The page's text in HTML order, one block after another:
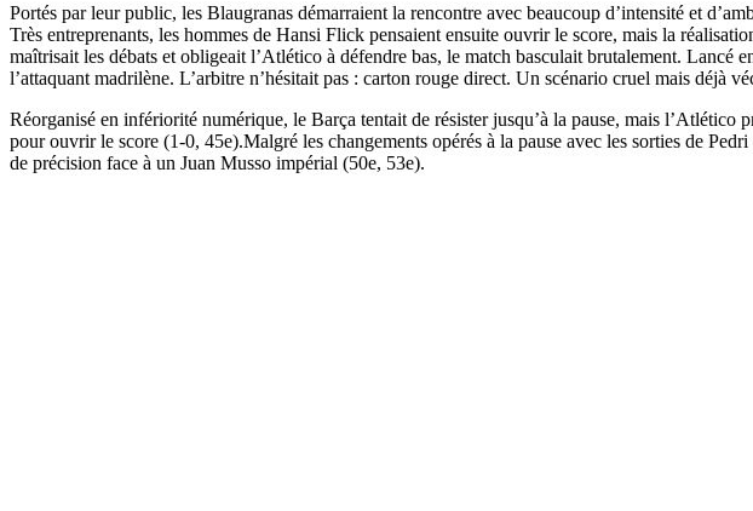
Portés par leur public, les Blaugranas démarraient la rencontre avec beaucoup d’intensité et
Très entreprenants, les hommes de Hansi Flick pensaient ensuite ouvrir le score, mais la
maîtrisait les débats et obligeait l’Atlético à défendre bas, le match basculait brutalement.
l’attaquant madrilène. L’arbitre n’hésitait pas : carton rouge direct. Un scénario cruel mais déjà
Réorganisé en infériorité numérique, le Barça tentait de résister jusqu’à la pause, mais
pour ouvrir le score (1-0, 45e).Malgré les changements opérés à la pause avec les sorties de
de précision face à un Juan Musso impérial (50e, 53e).